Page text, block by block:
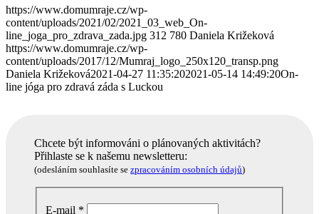
https://www.domumraje.cz/wp-
content/uploads/2021/02/2021_03_web_On-
line_joga_pro_zdrava_zada.jpg 312 780 Daniela Križeková
https://www.domumraje.cz/wp-
content/uploads/2017/12/Mumraj_logo_250x120_transp.png
Daniela Križeková2021-04-27 11:35:202021-05-14 14:49:20On-
line jóga pro zdravá záda s Luckou
Chcete být informováni o plánovaných aktivitách?
Přihlaste se k našemu newsletteru:
(odesláním souhlasíte se zpracováním osobních údajů)
E-mail *